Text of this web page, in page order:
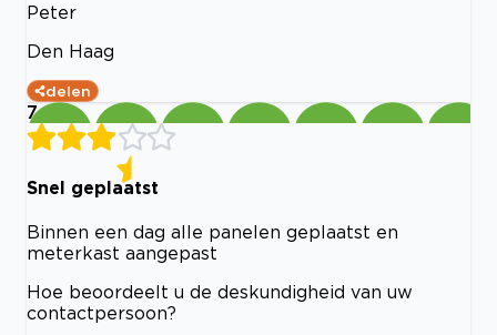
Peter
Den Haag
delen
7
Snel geplaatst
Binnen een dag alle panelen geplaatst en
meterkast aangepast
Hoe beoordeelt u de deskundigheid van uw
contactpersoon?